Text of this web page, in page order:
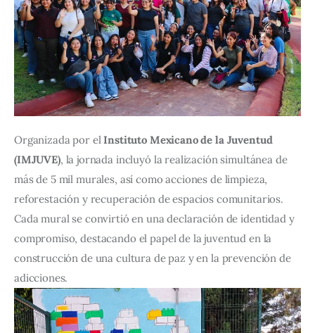
Organizada por el Instituto Mexicano de la Juventud
(IMJUVE), la jornada incluyó la realización simultánea de
más de 5 mil murales, así como acciones de limpieza,
reforestación y recuperación de espacios comunitarios.
Cada mural se convirtió en una declaración de identidad y
compromiso, destacando el papel de la juventud en la
construcción de una cultura de paz y en la prevención de
adicciones.